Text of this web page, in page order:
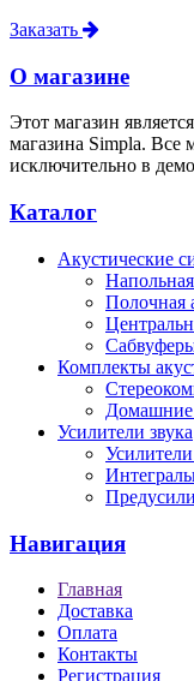
Заказать
О магазине
Этот магазин
магазина Simpla. Все
исключительно в
Каталог
Акустические
Полочная
Комплекты
Домашние
Усилители звука
Навигация
Главная
Доставка
Оплата
Контакты
Регистрация